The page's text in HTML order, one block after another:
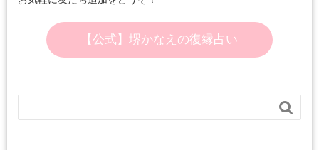
【公式】堺かなえの復縁占い
